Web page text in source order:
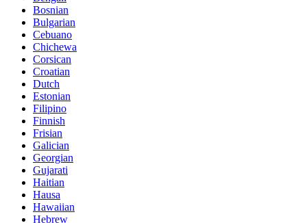
Bosnian
Bulgarian
Cebuano
Chichewa
Corsican
Croatian
Dutch
Estonian
Filipino
Finnish
Frisian
Galician
Georgian
Gujarati
Haitian
Hausa
Hawaiian
Hebrew